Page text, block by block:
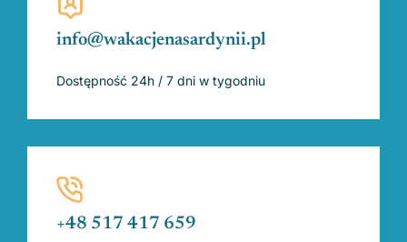
info@wakacjenasardynii.pl
Dostępność 24h / 7 dni w tygodniu
+48 517 417 659